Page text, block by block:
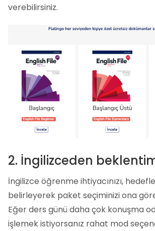
verebilirsiniz.
2. İngilizceden
İngilizce öğrenme ihtiyacınızı,
belirleyerek paket seçiminizi ona
Eğer ders günü daha çok konuşma
işlemek istiyorsanız rahat mod